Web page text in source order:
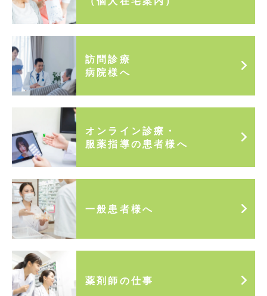
訪問診療
病院様へ
オンライン診療・
服薬指導の患者様へ
一般患者様へ
薬剤師の仕事